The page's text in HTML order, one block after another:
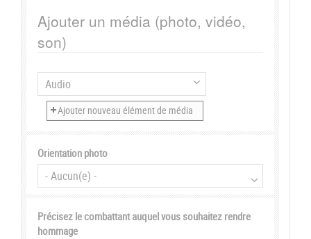
Ajouter un média (photo, vidéo,
son)
Orientation photo
Précisez le combattant auquel vous souhaitez rendre
hommage